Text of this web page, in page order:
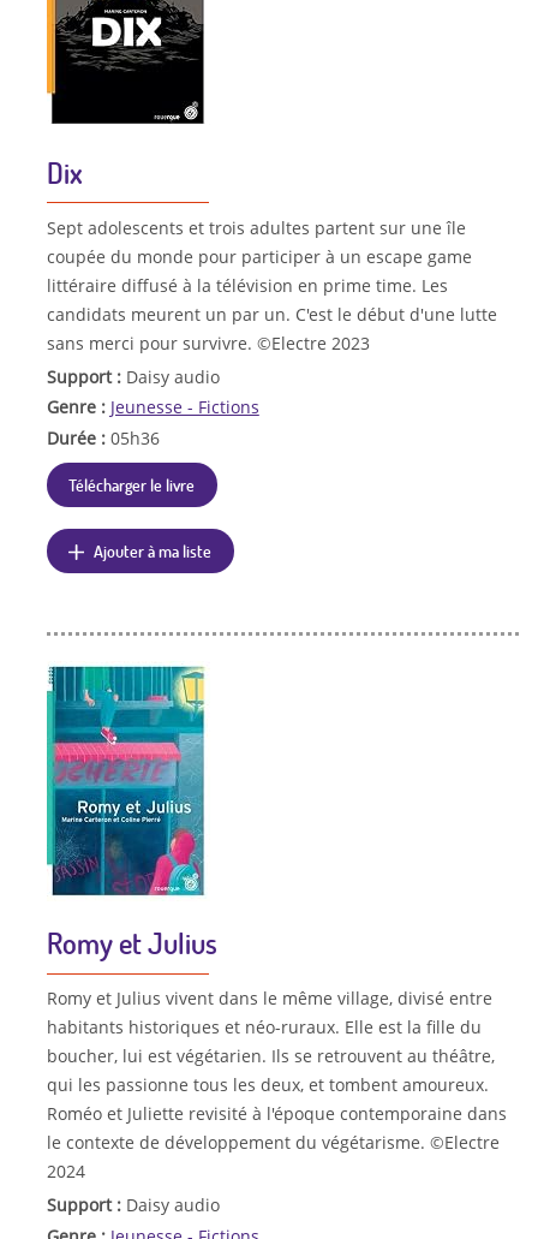
Dix
Sept adolescents et trois adultes partent sur une île
coupée du monde pour participer à un escape game
littéraire diffusé à la télévision en prime time. Les
candidats meurent un par un. C'est le début d'une lutte
sans merci pour survivre. ©Electre 2023
Support : Daisy audio
Genre : Jeunesse - Fictions
Durée : 05h36
Télécharger le livre
Ajouter à ma liste
Romy et Julius
Romy et Julius vivent dans le même village, divisé entre
habitants historiques et néo-ruraux. Elle est la fille du
boucher, lui est végétarien. Ils se retrouvent au théâtre,
qui les passionne tous les deux, et tombent amoureux.
Roméo et Juliette revisité à l'époque contemporaine dans
le contexte de développement du végétarisme. ©Electre
2024
Support : Daisy audio